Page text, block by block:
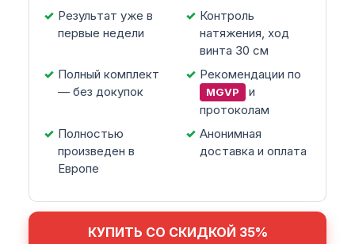
Результат уже в
первые недели
Контроль
натяжения, ход
винта 30 см
Полный комплект
— без докупок
Рекомендации по
MGVP
и
протоколам
Полностью
произведен в
Европе
Анонимная
доставка и оплата
КУПИТЬ СО СКИДКОЙ 35%